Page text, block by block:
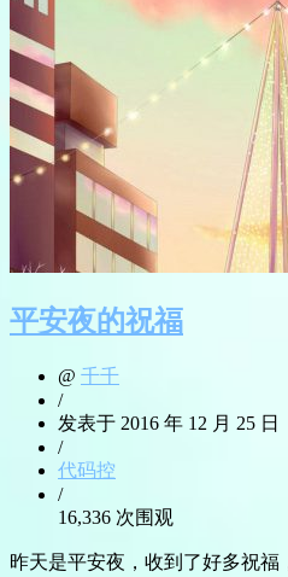
平安夜的祝福
@ 千千
/
发表于 2016 年 12 月 25 日
/
代码控
/
16,336 次围观
昨天是平安夜，收到了好多祝福